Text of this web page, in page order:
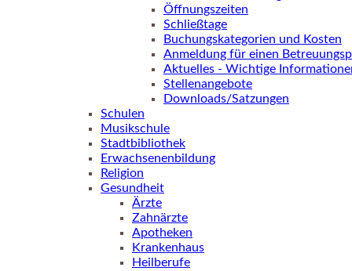
Öffnungszeiten
Schließtage
Buchungskategorien und Kosten
Anmeldung für einen
Aktuelles - Wichtige
Stellenangebote
Downloads/Satzungen
Schulen
Musikschule
Stadtbibliothek
Erwachsenenbildung
Religion
Gesundheit
Ärzte
Zahnärzte
Apotheken
Krankenhaus
Heilberufe